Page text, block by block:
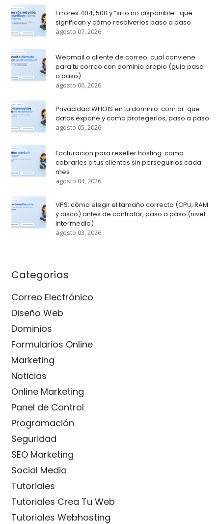
Errores 404, 500 y “sitio no disponible”: qué
significan y cómo resolverlos paso a paso
agosto 07, 2026
Webmail o cliente de correo: cual conviene
para tu correo con dominio propio (guia paso
a paso)
agosto 06, 2026
Privacidad WHOIS en tu dominio .com.ar: que
datos expone y como protegerlos, paso a paso
agosto 05, 2026
Facturacion para reseller hosting: como
cobrarles a tus clientes sin perseguirlos cada
mes
agosto 04, 2026
VPS: cómo elegir el tamaño correcto (CPU, RAM
y disco) antes de contratar, paso a paso (nivel
intermedio)
agosto 03, 2026
Categorías
Correo Electrónico
Diseño Web
Dominios
Formularios Online
Marketing
Noticias
Online Marketing
Panel de Control
Programación
Seguridad
SEO Marketing
Social Media
Tutoriales
Tutoriales Crea Tu Web
Tutoriales Webhosting